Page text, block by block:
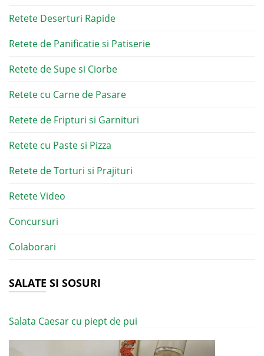
Retete Deserturi Rapide
Retete de Panificatie si Patiserie
Retete de Supe si Ciorbe
Retete cu Carne de Pasare
Retete de Fripturi si Garnituri
Retete cu Paste si Pizza
Retete de Torturi si Prajituri
Retete Video
Concursuri
Colaborari
SALATE SI SOSURI
Salata Caesar cu piept de pui